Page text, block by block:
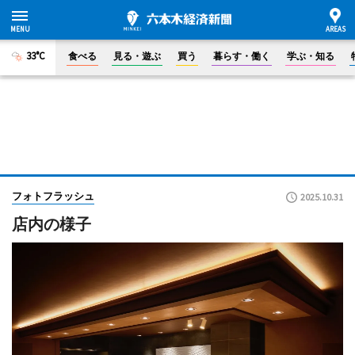
33°C 食べる 見る・遊ぶ 買う 暮らす・働く 学ぶ・知る
フォトフラッシュ 2025.10.31
店内の様子